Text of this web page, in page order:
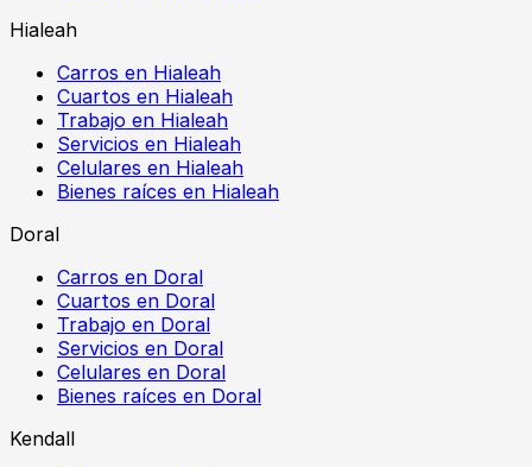
Hialeah
Carros en Hialeah
Cuartos en Hialeah
Trabajo en Hialeah
Servicios en Hialeah
Celulares en Hialeah
Bienes raíces en Hialeah
Doral
Carros en Doral
Cuartos en Doral
Trabajo en Doral
Servicios en Doral
Celulares en Doral
Bienes raíces en Doral
Kendall